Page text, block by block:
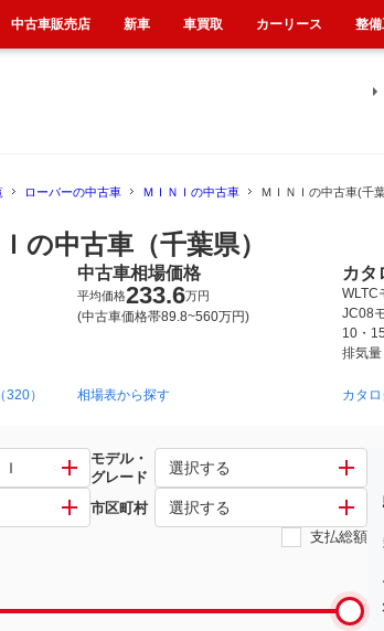
ローバーの中古車 ＭＩＮＩの中古車 ＭＩＮＩの中古車(千
の中古車（千葉県）
）
中古車相場価格
平均価格233.6万円
(中古車価格帯89.8~560万円)
相場表から探す
カタ
WLTC
JC08
10・
排気量
カタ
モデル・
グレード
選択する
市区町村 選択する
支払総額
中古車販売店 新車 車買取 カーリース 整